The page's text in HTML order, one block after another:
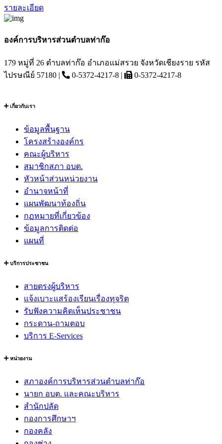
รายละเอียด
องค์การบริหารส่วนตำบลท่าก๊อ
179 หมู่ที่ 26 ตำบลท่าก๊อ อำเภอแม่สรวย จังหวัดเชียงราย รหัส
ไปรษณีย์ 57180 |
0-5372-4217-8 | 0-5372-4217-8
เกี่ยวกับเรา
ข้อมูลพื้นฐาน
โครงสร้างองค์กร
คณะผู้บริหาร
สมาชิกสภา อบต.
หัวหน้าส่วนหน่วยงาน
อำนาจหน้าที่
แผนพัฒนาท้องถิ่น
กฏหมายที่เกี่ยวข้อง
ข้อมูลการติดต่อ
แผนที่
บริการประชาชน
สายตรงผู้บริหาร
แจ้งเบาะแสร้องเรียนเรื่องทุจริต
รับฟังความคิดเห็นประชาชน
กระดาน-ถามตอบ
บริการ E-Services
หน่วยงาน
สภาองค์การบริหารส่วนตำบลท่าก๊อ
นายก อบต. และคณะบริหาร
สำนักปลัด
กองการศึกษาฯ
กองคลัง